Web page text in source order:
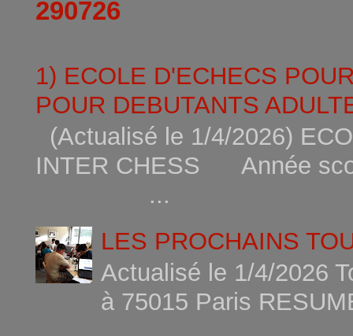
290726
1) ECOLE D'ECHECS
POUR DEBUTANTS
(Actualisé le 1/4/2026)
INTER CHESS Année
...
LES PROCHAINS
Actualisé le 1/4/2026
à 75015